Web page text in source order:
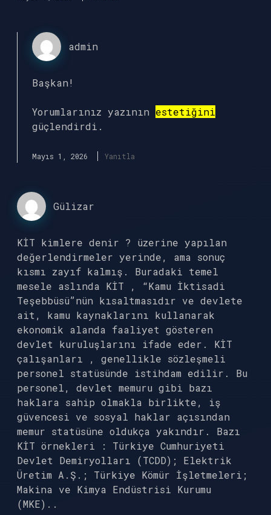
admin
Başkan!
Yorumlarınız yazının estetiğini
güçlendirdi.
Mayıs 1, 2026 Yanıtla
Gülizar
KİT kimlere denir ? üzerine yapılan
değerlendirmeler yerinde, ama sonuç
kısmı zayıf kalmış. Buradaki temel
mesele aslında KİT , “Kamu İktisadi
Teşebbüsü”nün kısaltmasıdır ve devlete
ait, kamu kaynaklarını kullanarak
ekonomik alanda faaliyet gösteren
devlet kuruluşlarını ifade eder. KİT
çalışanları , genellikle sözleşmeli
personel statüsünde istihdam edilir. Bu
personel, devlet memuru gibi bazı
haklara sahip olmakla birlikte, iş
güvencesi ve sosyal haklar açısından
memur statüsüne oldukça yakındır. Bazı
KİT örnekleri : Türkiye Cumhuriyeti
Devlet Demiryolları (TCDD); Elektrik
Üretim A.Ş.; Türkiye Kömür İşletmeleri;
Makina ve Kimya Endüstrisi Kurumu
(MKE)..